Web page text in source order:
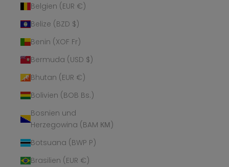
Belgien (EUR €)
Belize (BZD $)
Benin (XOF Fr)
Bermuda (USD $)
Bhutan (EUR €)
Bolivien (BOB Bs.)
Bosnien und
Herzegowina (BAM КМ)
Botsuana (BWP P)
Brasilien (EUR €)